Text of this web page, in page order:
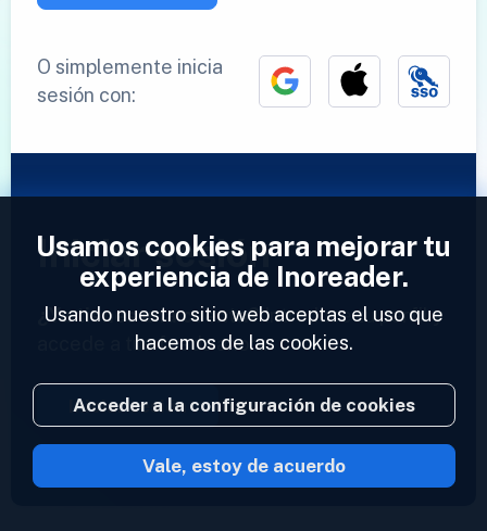
O simplemente inicia
sesión con:
Iniciar sesión
¿Ya tienes una cuenta?Introduce tu perfil y
accede a tus feeds ahora.
Iniciar sesión
2023 © Inoreader
Usamos cookies para mejorar tu
experiencia de Inoreader.
Usando nuestro sitio web aceptas el uso que
hacemos de las cookies.
Acceder a la configuración de cookies
Vale, estoy de acuerdo